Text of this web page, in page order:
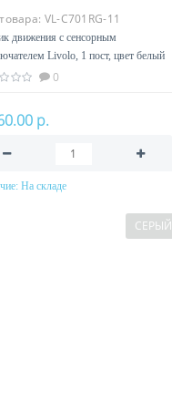
VL-C701RG-11
движения с сенсорным
Livolo, 1 пост, цвет белый
0
р.
На складе
СЕРЫЙ